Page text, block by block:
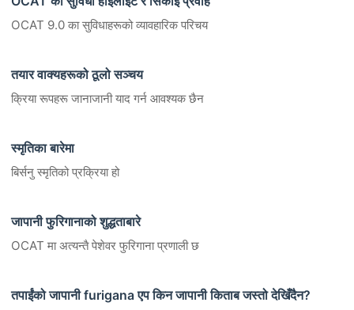
OCAT 9.0 का सुविधाहरूको व्यावहारिक परिचय
तयार वाक्यहरूको ठूलो सञ्चय
क्रिया रूपहरू जानाजानी याद गर्न आवश्यक छैन
स्मृतिका बारेमा
बिर्सनु स्मृतिको प्रक्रिया हो
जापानी फुरिगानाको शुद्धताबारे
OCAT मा अत्यन्तै पेशेवर फुरिगाना प्रणाली छ
तपाईंको जापानी furigana एप किन जापानी किताब जस्तो देखिँदैन?